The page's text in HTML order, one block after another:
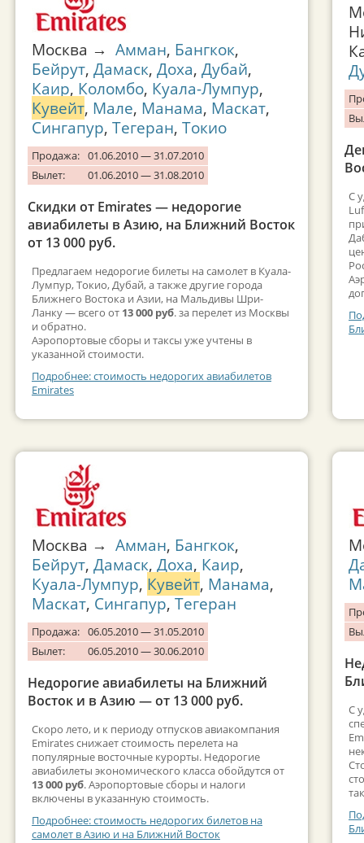
Москва → Амман, Бангкок,
Бейрут, Дамаск, Доха, Дубай,
Каир, Коломбо, Куала-Лумпур,
Кувейт, Мале, Манама, Маскат,
Сингапур, Тегеран, Токио
Продажа: 01.06.2010 — 31.07.2010
Вылет:
01.06.2010 — 31.08.2010
Скидки от Emirates — недорогие
авиабилеты в Азию, на Ближний Восток
от 13 000 руб.
Предлагаем недорогие билеты на самолет в Куала-
Лумпур, Токио, Дубай, а также другие города
Ближнего Востока и Азии, на Мальдивы Шри-
Ланку — всего от 13 000 руб. за перелет из Москвы
и обратно.
Аэропортовые сборы и таксы уже учтены в
указанной стоимости.
Подробнее: стоимость недорогих авиабилетов
Emirates
Москва → Амман, Бангкок,
Бейрут, Дамаск, Доха, Каир,
Куала-Лумпур, Кувейт, Манама,
Маскат, Сингапур, Тегеран
Продажа: 06.05.2010 — 31.05.2010
Вылет:
06.05.2010 — 30.06.2010
Недорогие авиабилеты на Ближний
Восток и в Азию — от 13 000 руб.
Скоро лето, и к периоду отпусков авиакомпания
Emirates снижает стоимость перелета на
популярные восточные курорты. Недорогие
авиабилеты экономического класса обойдутся от
13 000 руб. Аэропортовые сборы и налоги
включены в указанную стоимость.
Подробнее: стоимость недорогих билетов на
самолет в Азию и на Ближний Восток
С
С